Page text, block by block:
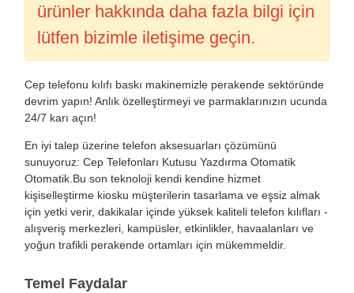
ürünler hakkında daha fazla bilgi için
lütfen bizimle iletişime geçin.
Cep telefonu kılıfı baskı makinemizle perakende sektöründe
devrim yapın! Anlık özelleştirmeyi ve parmaklarınızın ucunda
24/7 karı açın!
En iyi talep üzerine telefon aksesuarları çözümünü
sunuyoruz: Cep Telefonları Kutusu Yazdırma Otomatik
Otomatik.Bu son teknoloji kendi kendine hizmet
kişiselleştirme kiosku müşterilerin tasarlama ve eşsiz almak
için yetki verir, dakikalar içinde yüksek kaliteli telefon kılıfları -
alışveriş merkezleri, kampüsler, etkinlikler, havaalanları ve
yoğun trafikli perakende ortamları için mükemmeldir.
Temel Faydalar